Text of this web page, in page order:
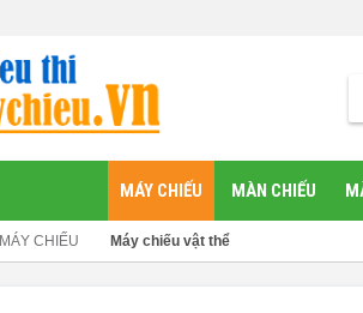
MÁY CHIẾU MÀN CHIẾU
MÁY CHIẾU Máy chiếu vật thể